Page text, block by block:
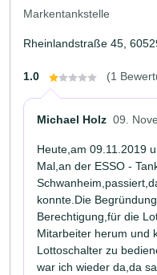
Markentankstelle
Rheinlandstraße 45,
1.0 (1
Michael Holz 09.
Heute,am 09.11.2019
Mal,an der ESSO -
konnte.Die
Berechtigung,für die
Mitarbeiter herum und
Lottoschalter zu
war ich wieder da,da